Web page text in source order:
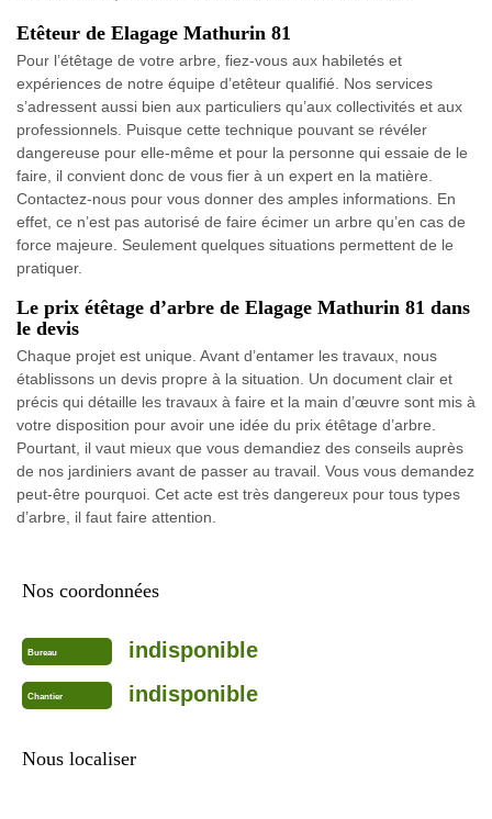
Etêteur de Elagage Mathurin 81
Pour l’étêtage de votre arbre, fiez-vous aux habiletés et
expériences de notre équipe d’etêteur qualifié. Nos services
s’adressent aussi bien aux particuliers qu’aux collectivités et aux
professionnels. Puisque cette technique pouvant se révéler
dangereuse pour elle-même et pour la personne qui essaie de le
faire, il convient donc de vous fier à un expert en la matière.
Contactez-nous pour vous donner des amples informations. En
effet, ce n’est pas autorisé de faire écimer un arbre qu’en cas de
force majeure. Seulement quelques situations permettent de le
pratiquer.
Le prix étêtage d’arbre de Elagage Mathurin 81 dans
le devis
Chaque projet est unique. Avant d’entamer les travaux, nous
établissons un devis propre à la situation. Un document clair et
précis qui détaille les travaux à faire et la main d’œuvre sont mis à
votre disposition pour avoir une idée du prix étêtage d’arbre.
Pourtant, il vaut mieux que vous demandiez des conseils auprès
de nos jardiniers avant de passer au travail. Vous vous demandez
peut-être pourquoi. Cet acte est très dangereux pour tous types
d’arbre, il faut faire attention.
Nos coordonnées
Bureau indisponible
Chantier indisponible
Nous localiser